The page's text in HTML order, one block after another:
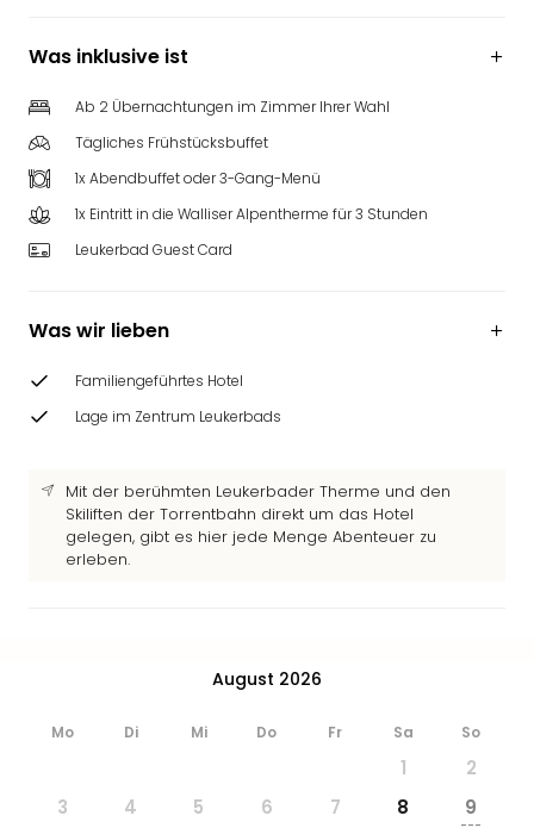
Was inklusive ist
Ab 2 Übernachtungen im Zimmer Ihrer Wahl
Tägliches Frühstücksbuffet
1x Abendbuffet oder 3-Gang-Menü
1x Eintritt in die Walliser Alpentherme für 3 Stunden
Leukerbad Guest Card
Was wir lieben
Familiengeführtes Hotel
Lage im Zentrum Leukerbads
Mit der berühmten Leukerbader Therme und den
Skiliften der Torrentbahn direkt um das Hotel
gelegen, gibt es hier jede Menge Abenteuer zu
erleben.
August 2026
Mo Di Mi Do Fr Sa So
1
2
3
4 5 6 7 8 9